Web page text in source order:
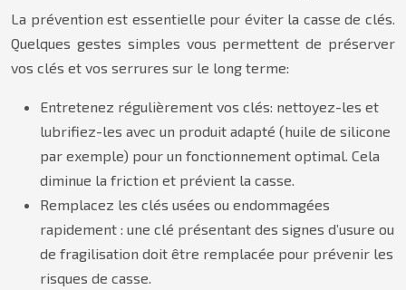
La prévention est essentielle pour éviter la casse de clés.
Quelques gestes simples vous permettent de préserver
vos clés et vos serrures sur le long terme:
Entretenez régulièrement vos clés: nettoyez-les et
lubrifiez-les avec un produit adapté (huile de silicone
par exemple) pour un fonctionnement optimal. Cela
diminue la friction et prévient la casse.
Remplacez les clés usées ou endommagées
rapidement : une clé présentant des signes d’usure ou
de fragilisation doit être remplacée pour prévenir les
risques de casse.